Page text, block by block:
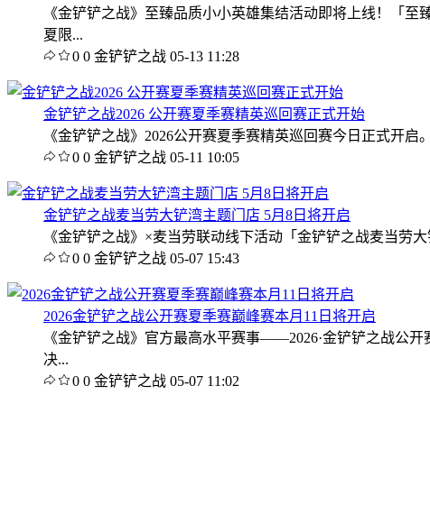
《金铲铲之战》至臻品质小小英雄集结活动即将上线！「
夏限...
0 0 金铲铲之战 05-13 11:28
金铲铲之战2026 公开赛夏季赛精英巡回赛正式开始
《金铲铲之战》2026公开赛夏季赛精英巡回赛今日正式开
0 0 金铲铲之战 05-11 10:05
金铲铲之战麦当劳大铲湾主题门店 5月8日将开启
《金铲铲之战》×麦当劳联动线下活动「金铲铲之战麦当劳
0 0 金铲铲之战 05-07 15:43
2026金铲铲之战公开赛夏季赛巅峰赛本月11日将开启
《金铲铲之战》官方最高水平赛事——2026·金铲铲之战公
决...
0 0 金铲铲之战 05-07 11:02